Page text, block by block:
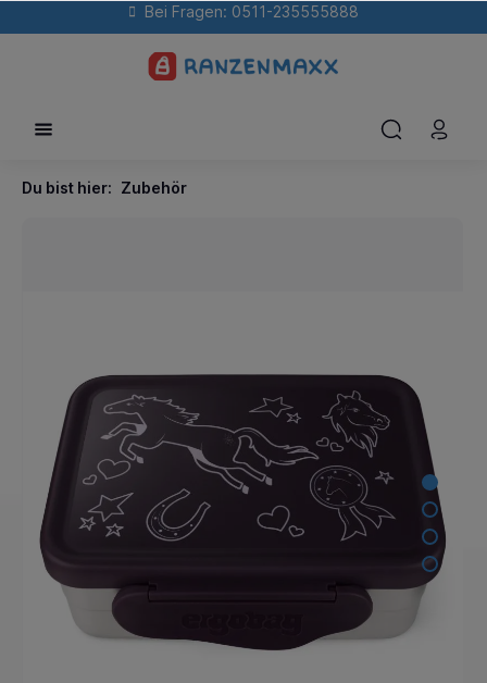
Bei Fragen: 0511-235555888
Du bist hier: Zubehör